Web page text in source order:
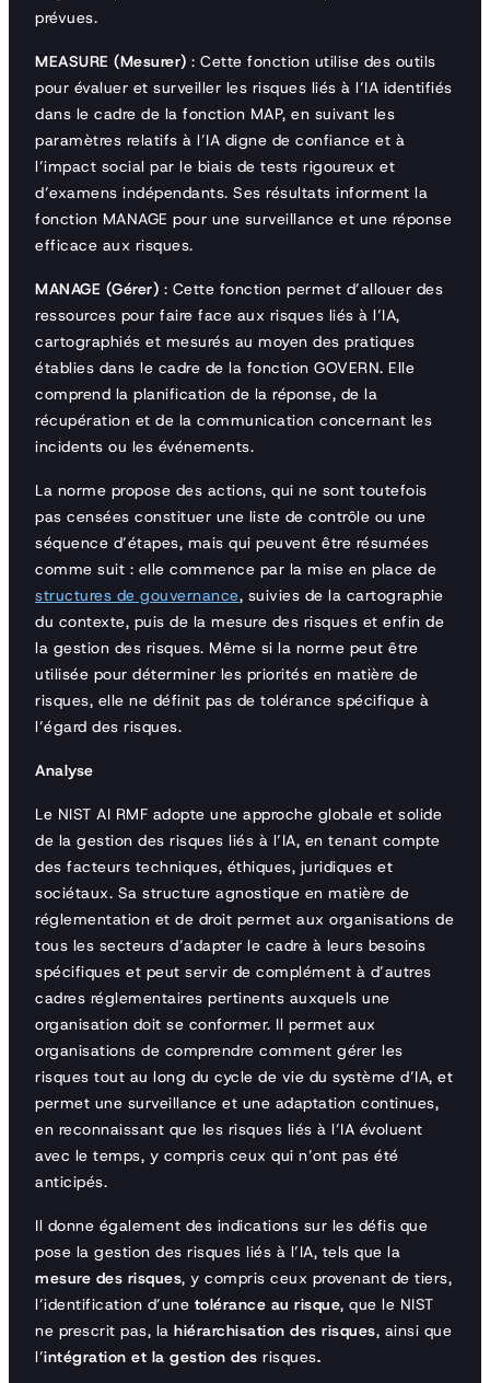
prévues.
MEASURE (Mesurer) : Cette fonction utilise des outils
pour évaluer et surveiller les risques liés à l’IA identifiés
dans le cadre de la fonction MAP, en suivant les
paramètres relatifs à l’IA digne de confiance et à
l’impact social par le biais de tests rigoureux et
d’examens indépendants. Ses résultats informent la
fonction MANAGE pour une surveillance et une réponse
efficace aux risques.
MANAGE (Gérer) : Cette fonction permet d’allouer des
ressources pour faire face aux risques liés à l’IA,
cartographiés et mesurés au moyen des pratiques
établies dans le cadre de la fonction GOVERN. Elle
comprend la planification de la réponse, de la
récupération et de la communication concernant les
incidents ou les événements.
La norme propose des actions, qui ne sont toutefois
pas censées constituer une liste de contrôle ou une
séquence d’étapes, mais qui peuvent être résumées
comme suit : elle commence par la mise en place de
structures de gouvernance, suivies de la cartographie
du contexte, puis de la mesure des risques et enfin de
la gestion des risques. Même si la norme peut être
utilisée pour déterminer les priorités en matière de
risques, elle ne définit pas de tolérance spécifique à
l’égard des risques.
Analyse
Le NIST AI RMF adopte une approche globale et solide
de la gestion des risques liés à l’IA, en tenant compte
des facteurs techniques, éthiques, juridiques et
sociétaux. Sa structure agnostique en matière de
réglementation et de droit permet aux organisations de
tous les secteurs d’adapter le cadre à leurs besoins
spécifiques et peut servir de complément à d’autres
cadres réglementaires pertinents auxquels une
organisation doit se conformer. Il permet aux
organisations de comprendre comment gérer les
risques tout au long du cycle de vie du système d’IA, et
permet une surveillance et une adaptation continues,
en reconnaissant que les risques liés à l’IA évoluent
avec le temps, y compris ceux qui n’ont pas été
anticipés.
Il donne également des indications sur les défis que
pose la gestion des risques liés à l’IA, tels que la
mesure des risques, y compris ceux provenant de tiers,
l’identification d’une tolérance au risque, que le NIST
ne prescrit pas, la hiérarchisation des risques, ainsi que
l’intégration et la gestion des risques.